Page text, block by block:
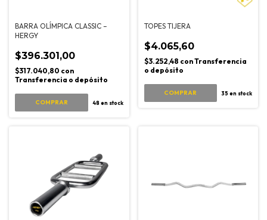
BARRA OLÍMPICA CLASSIC –
HERGY
$396.301,00
$317.040,80 con
Transferencia o depósito
COMPRAR 48en stock
TOPES TIJERA
$4.065,60
$3.252,48 conTransferencia
o depósito
COMPRAR 35 en stock